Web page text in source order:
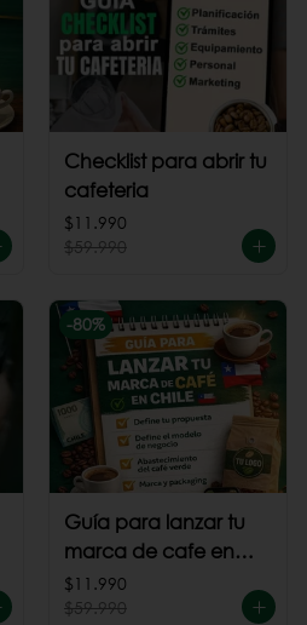
Checklist para abrir tu
cafeteria
$11.990
$59.990
-80%
Guía para lanzar tu
marca de cafe en
Chile
$11.990
$59.990